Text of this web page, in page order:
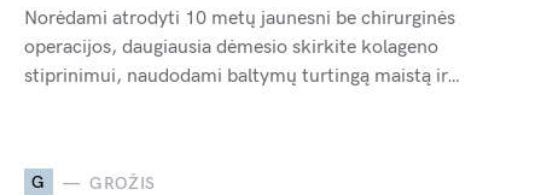
Norėdami atrodyti 10 metų jaunesni be chirurginės
operacijos, daugiausia dėmesio skirkite kolageno
stiprinimui, naudodami baltymų turtingą maistą ir…
G GROŽIS